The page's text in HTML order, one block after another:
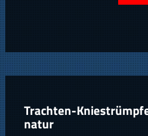
Trachten-
natur